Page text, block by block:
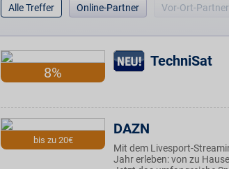
Alle Treffer Online-Partner Vor-Ort-Partner
8%
TechniSat
bis zu 20€
DAZN
Mit dem Livesport-
Jahr erleben: von zu